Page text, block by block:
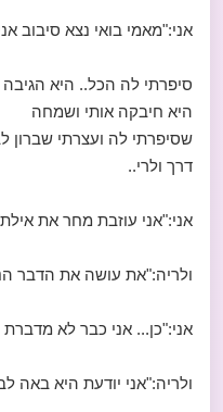
אני:"מאמי בואי נצא סיבוב
סיפרתי לה הכל.. היא
היא חיבקה אותי ושמחה
שסיפרתי לה ועצרתי
דרך ולרי..
אני:"אני עוזבת מחר את
ולריה:"את עושה את הדבר
אני:"כן... אני כבר לא
ולריה:"אני יודעת היא באה